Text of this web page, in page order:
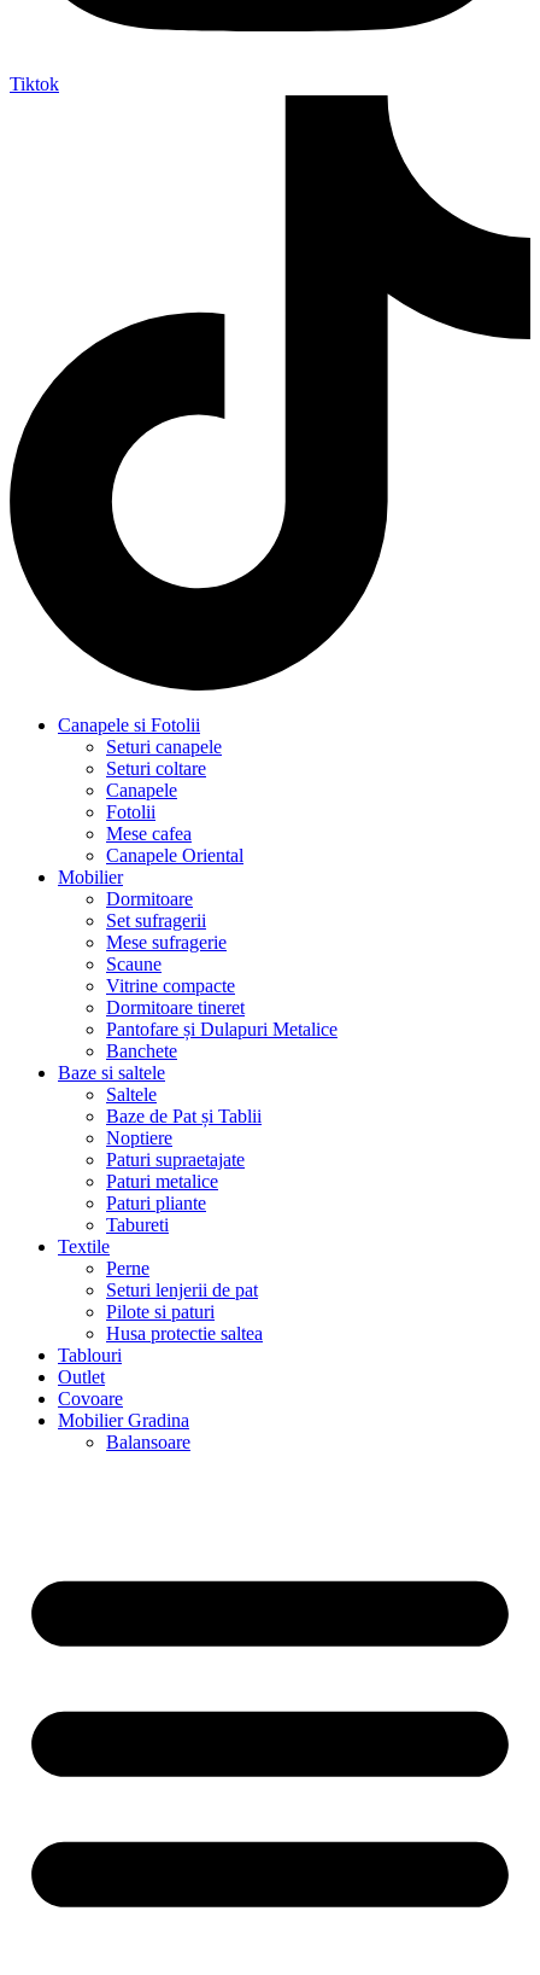
Tiktok
Canapele si Fotolii
Seturi canapele
Seturi coltare
Canapele
Fotolii
Mese cafea
Canapele Oriental
Mobilier
Dormitoare
Set sufragerii
Mese sufragerie
Scaune
Vitrine compacte
Dormitoare tineret
Pantofare și Dulapuri Metalice
Banchete
Baze si saltele
Saltele
Baze de Pat și Tablii
Noptiere
Paturi supraetajate
Paturi metalice
Paturi pliante
Tabureti
Textile
Perne
Seturi lenjerii de pat
Pilote si paturi
Husa protectie saltea
Tablouri
Outlet
Covoare
Mobilier Gradina
Balansoare